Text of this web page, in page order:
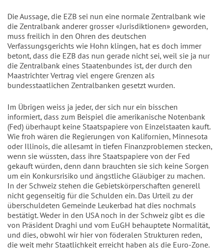
Die Aussage, die EZB sei nun eine normale Zentralbank wie
die Zentralbank anderer grosser «Jurisdiktionen» geworden,
muss freilich in den Ohren des deutschen
Verfassungsgerichts wie Hohn klingen, hat es doch immer
betont, dass die EZB das nun gerade nicht sei, weil sie ja nur
die Zentralbank eines Staatenbundes ist, der durch den
Maastrichter Vertrag viel engere Grenzen als
bundesstaatlichen Zentralbanken gesetzt wurden.
Im Übrigen weiss ja jeder, der sich nur ein bisschen
informiert, dass zum Beispiel die amerikanische Notenbank
(Fed) überhaupt keine Staatspapiere von Einzelstaaten kauft.
Wie froh wären die Regierungen von Kalifornien, Minnesota
oder Illinois, die allesamt in tiefen Finanzproblemen stecken,
wenn sie wüssten, dass ihre Staatspapiere von der Fed
gekauft würden, denn dann brauchten sie sich keine Sorgen
um ein Konkursrisiko und ängstliche Gläubiger zu machen.
In der Schweiz stehen die Gebietskörperschaften generell
nicht gegenseitig für die Schulden ein. Das Urteil zu der
überschuldeten Gemeinde Leukerbad hat dies nochmals
bestätigt. Weder in den USA noch in der Schweiz gibt es die
von Präsident Draghi und vom EuGH behauptete Normalität,
und dies, obwohl wir hier von föderalen Strukturen reden,
die weit mehr Staatlichkeit erreicht haben als die Euro-Zone.